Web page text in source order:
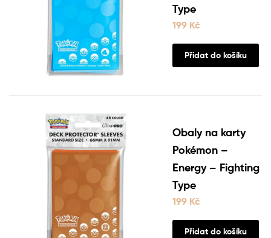
Type
199 Kč
Přidat do košíku
Obaly na karty
Pokémon –
Energy – Fighting
Type
199 Kč
Přidat do košíku